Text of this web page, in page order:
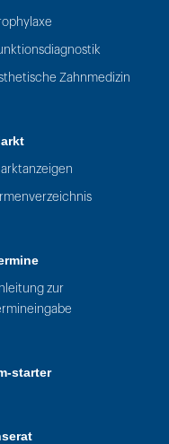
Zahnmedizin
zur
starter